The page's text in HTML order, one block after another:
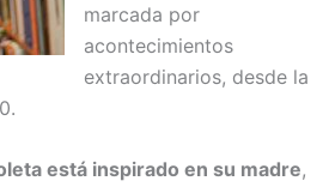
marcada por
acontecimientos
extraordinarios, desde la
está inspirado en su madre,